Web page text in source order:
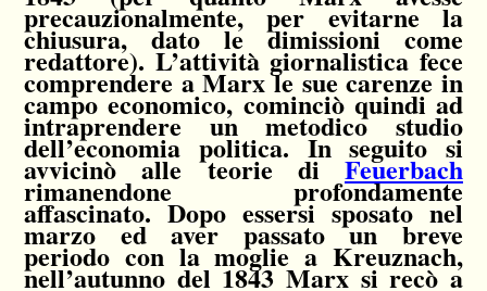
precauzionalmente, per evitarne la
chiusura, dato le dimissioni come
redattore). L’attività giornalistica fece
comprendere a Marx le sue carenze in
campo economico, cominciò quindi ad
intraprendere un metodico studio
dell’economia politica. In seguito si
avvicinò alle teorie di Feuerbach
rimanendone profondamente
affascinato. Dopo essersi sposato nel
marzo ed aver passato un breve
periodo con la moglie a Kreuznach,
nell’autunno del 1843 Marx si recò a